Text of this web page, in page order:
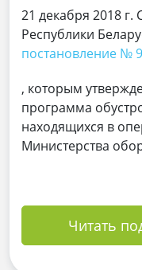
21 декабря 2018
Республики
постановление №
, которым
программа
находящихся в
Министерства
Читать